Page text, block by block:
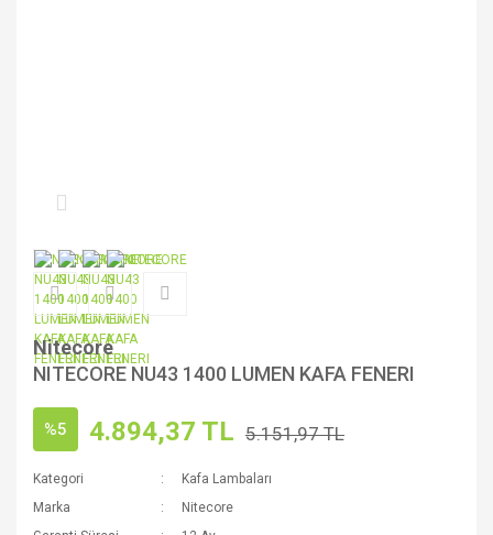
Nitecore
NITECORE NU43 1400 LUMEN KAFA FENERI
%5 4.894,37 TL 5.151,97 TL
Kategori
Kafa Lambaları
Marka
Nitecore